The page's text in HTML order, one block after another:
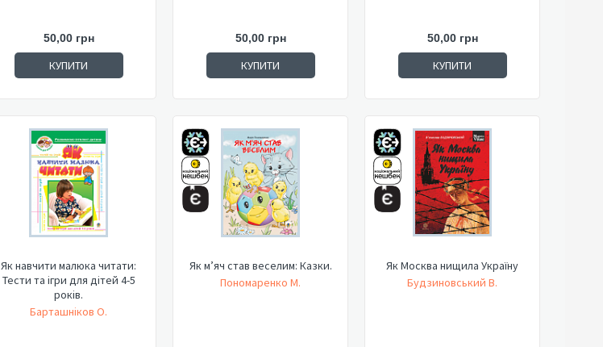
50,00 грн
КУПИТИ
50,00 грн
КУПИТИ
50,00 грн
КУПИТИ
Як навчити малюка читати:
Тести та ігри для дітей 4-5
років.
Барташніков О.
Як м’яч став веселим: Казки.
Пономаренко М.
Як Москва нищила Україну
Будзиновський В.